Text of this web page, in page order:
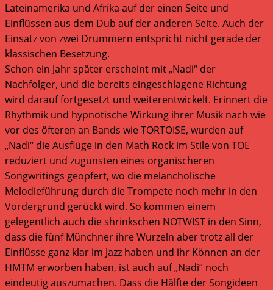
Lateinamerika und Afrika auf der einen Seite und
Einflüssen aus dem Dub auf der anderen Seite. Auch der
Einsatz von zwei Drummern entspricht nicht gerade der
klassischen Besetzung.
Schon ein Jahr später erscheint mit „Nadi“ der
Nachfolger, und die bereits eingeschlagene Richtung
wird darauf fortgesetzt und weiterentwickelt. Erinnert die
Rhythmik und hypnotische Wirkung ihrer Musik nach wie
vor des öfteren an Bands wie TORTOISE, wurden auf
„Nadi“ die Ausflüge in den Math Rock im Stile von TOE
reduziert und zugunsten eines organischeren
Songwritings geopfert, wo die melancholische
Melodieführung durch die Trompete noch mehr in den
Vordergrund gerückt wird. So kommen einem
gelegentlich auch die shrinkschen NOTWIST in den Sinn,
dass die fünf Münchner ihre Wurzeln aber trotz all der
Einflüsse ganz klar im Jazz haben und ihr Können an der
HMTM erworben haben, ist auch auf „Nadi“ noch
eindeutig auszumachen. Dass die Hälfte der Songideen